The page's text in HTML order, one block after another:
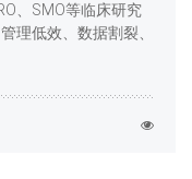
、SMO等临床研究
理低效、数据割裂、